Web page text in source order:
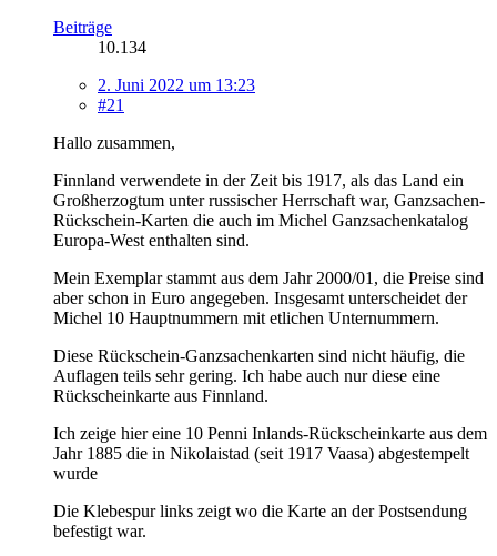
Beiträge
10.134
2. Juni 2022 um 13:23
#21
Hallo zusammen,
Finnland verwendete in der Zeit bis 1917, als das Land ein
Großherzogtum unter russischer Herrschaft war, Ganzsachen-
Rückschein-Karten die auch im Michel Ganzsachenkatalog
Europa-West enthalten sind.
Mein Exemplar stammt aus dem Jahr 2000/01, die Preise sind
aber schon in Euro angegeben. Insgesamt unterscheidet der
Michel 10 Hauptnummern mit etlichen Unternummern.
Diese Rückschein-Ganzsachenkarten sind nicht häufig, die
Auflagen teils sehr gering. Ich habe auch nur diese eine
Rückscheinkarte aus Finnland.
Ich zeige hier eine 10 Penni Inlands-Rückscheinkarte aus dem
Jahr 1885 die in Nikolaistad (seit 1917 Vaasa) abgestempelt
wurde
Die Klebespur links zeigt wo die Karte an der Postsendung
befestigt war.